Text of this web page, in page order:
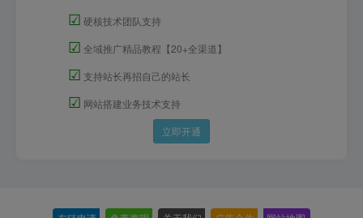
☑ 硬核技术团队支持
☑ 全域推广精品教程【20+全渠道】
☑ 支持站长再招自己的站长
☑ 网站搭建业务技术支持
立即开通